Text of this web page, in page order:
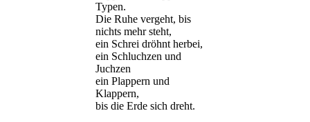
Typen.
Die Ruhe vergeht, bis
nichts mehr steht,
ein Schrei dröhnt herbei,
ein Schluchzen und
Juchzen
ein Plappern und
Klappern,
bis die Erde sich dreht.